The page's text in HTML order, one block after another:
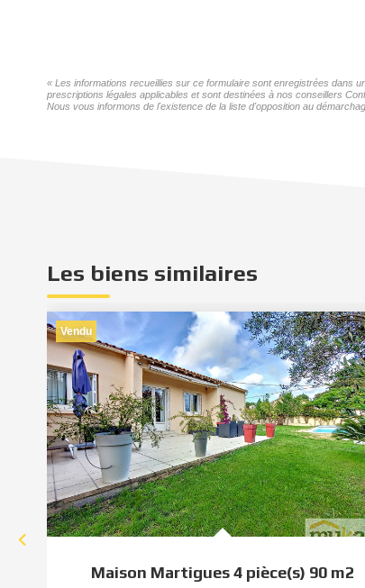
« Les informations recueillies sur ce formulaire sont enregistrées dans
prescriptions légales applicables et sont destinées à nos conseillers
Nous vous informons de l'existence de la liste d'opposition au
Les biens similaires
Vendu
Maison Martigues 4 pièce(s) 90 m2